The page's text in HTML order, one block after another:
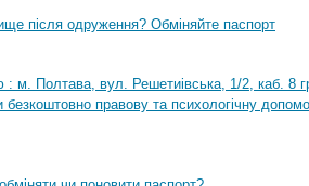
після одруження? Обміняйте паспорт
м. Полтава, вул. Решетиівська, 1/2, каб. 8
правову та психологічну